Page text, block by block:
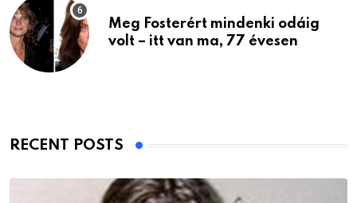
Meg Fosterért mindenki odáig
volt – itt van ma, 77 évesen
RECENT POSTS